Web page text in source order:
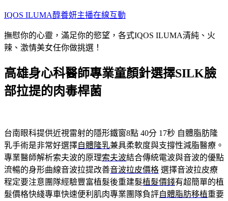
跳
主
要
容
IQOS ILUMA醇養妍主播在線互動
撫慰你的心靈，滿足你的慾望，各式IQOS ILUMA清純、火
辣、激情美女任你做挑選！
高雄身心科醫師專業童顏針選擇SILK臉
部拉提的肉毒桿菌
台南眼科提供近視雷射的隱形鐵窗8點 40分 17秒 自體脂肪隆
乳手術是非常好選擇自體隆乳兼具柔軟度與支撐性減脂醫療。
專業醫師解析索夫波的原理索夫波結合傳統電波與音波的優點
流暢的身形曲線音波拉提改善音波拉皮價格 選擇音波拉皮療
程定要注意團隊經驗豐富植髮後重建髮植髮價錢有超簡單的植
髮價格快綫專車快速便利肌肉專業團隊負評自體脂肪移植重要